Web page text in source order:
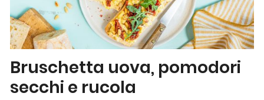
Bruschetta uova, pomodori
secchi e rucola